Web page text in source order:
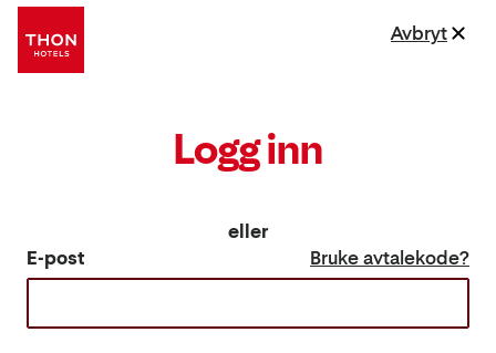
Logg inn
eller
E-post
Bruke avtalekode?
Avbryt